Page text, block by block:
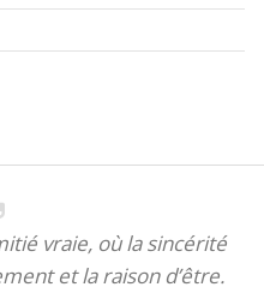
vraie, où la sincérité
et la raison d’être.